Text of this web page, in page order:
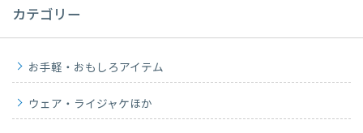
カテゴリー
お手軽・おもしろアイテム
ウェア・ライジャケほか